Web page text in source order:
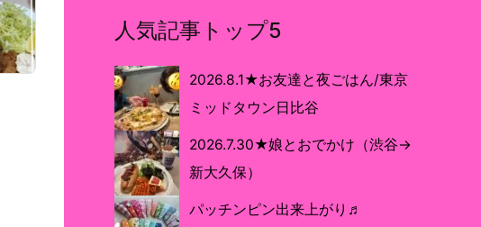
人気記事トップ5
2026.8.1★お友達と夜ごはん/東京
ミッドタウン日比谷
2026.7.30★娘とおでかけ（渋谷→
新大久保）
パッチンピン出来上がり♬